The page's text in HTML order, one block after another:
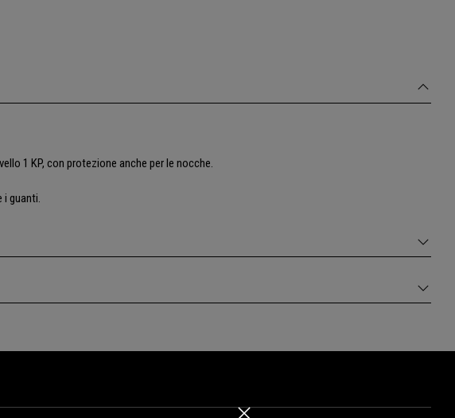
1 KP, con protezione anche per le nocche.
i guanti.